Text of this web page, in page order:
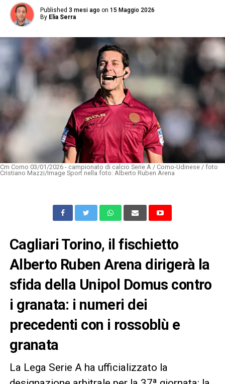
Published 3 mesi ago on 15 Maggio 2026
By Elia Serra
Cm Como 03/01/2026 - campionato di calcio Serie A / Como-Udinese / foto
Cristiano Mazzi/Image Sport nella foto: Alberto Ruben Arena
Cagliari Torino, il fischietto
Alberto Ruben Arena dirigerà la
sfida della Unipol Domus contro
i granata: i numeri dei
precedenti con i rossoblù e
granata
La Lega Serie A ha ufficializzato la